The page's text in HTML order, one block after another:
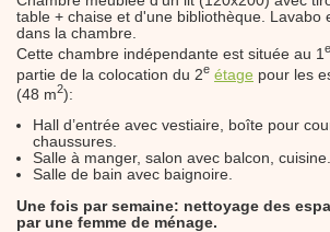
table + chaise et d'une bibliothèque. Lavabo
dans la chambre.
Cette chambre indépendante est située au 1
partie de la colocation du 2e étage pour les
(48 m2):
Hall d’entrée avec vestiaire, boîte pour
chaussures.
Salle à manger, salon avec balcon, cuisine.
Salle de bain avec baignoire.
Une fois par semaine: nettoyage des
par une femme de ménage.